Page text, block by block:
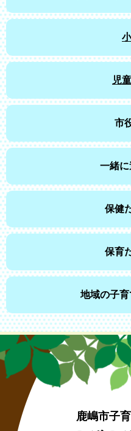
児
市
一緒に
保健
保育
地域の子
鹿嶋市子